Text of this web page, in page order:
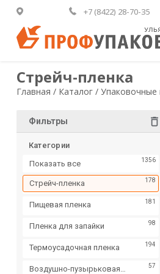
+7 (8422) 28-70-35
Стрейч-пленка
Главная / Каталог /
Фильтры
Категории
Показать все
1356
Стрейч-пленка 178
Пищевая пленка 181
Пленка для запайки 98
Термоусадочная пленка 194
Воздушно-пузырьковая 57